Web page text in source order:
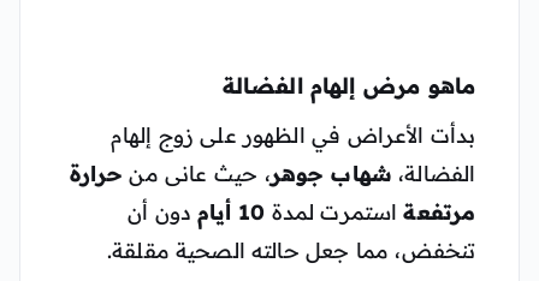
ماهو مرض إلهام الفضالة
بدأت الأعراض في الظهور على زوج إلهام
الفضالة، شهاب جوهر، حيث عانى من حرارة
مرتفعةاستمرت لمدة 10 أيام
دون أن
تنخفض، مما جعل حالته الصحية مقلقة.